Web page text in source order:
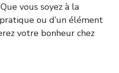
vous soyez à la
ou d’un élément
votre bonheur chez